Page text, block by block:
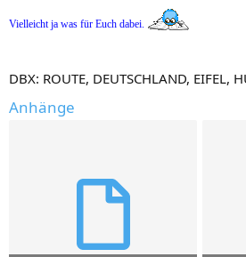
Vielleicht ja was für Euch dabei.
DBX: ROUTE, DEUTSCHLAND, EIFEL,
Anhänge